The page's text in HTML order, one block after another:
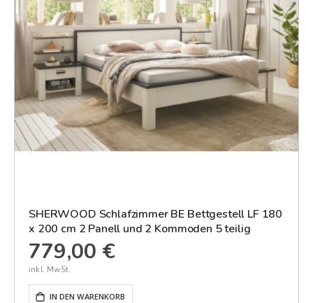
SHERWOOD Schlafzimmer BE Bettgestell LF 180
x 200 cm 2 Panell und 2 Kommoden 5 teilig
779,00 €
IN DEN WARENKORB